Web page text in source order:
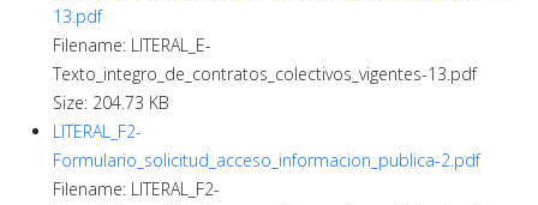
13.pdf
Filename: LITERAL_E-
Texto_integro_de_contratos_colectivos_vigentes-13.pdf
Size: 204.73 KB
LITERAL_F2-
Formulario_solicitud_acceso_informacion_publica-2.pdf
Filename: LITERAL_F2-